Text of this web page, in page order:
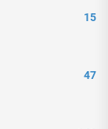
15
47